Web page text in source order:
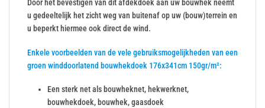
Door het bevestigen van dit afdekdoek aan uw bouwhek neemt
u gedeeltelijk het zicht weg van buitenaf op uw (bouw)terrein en
u beperkt hiermee ook direct de wind.
Enkele voorbeelden van de vele gebruiksmogelijkheden van een
groen winddoorlatend bouwhekdoek 176x341cm 150gr/m²:
Een sterk net als bouwheknet, hekwerknet,
bouwhekdoek, bouwhek, gaasdoek